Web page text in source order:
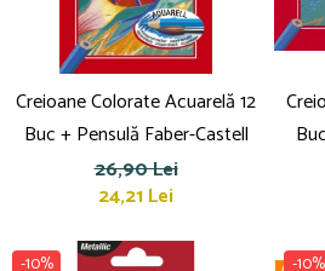
Creioane Colorate Acuarelă 12
Buc + Pensulă Faber-Castell
26,90 Lei
24,21 Lei
-10% -10%